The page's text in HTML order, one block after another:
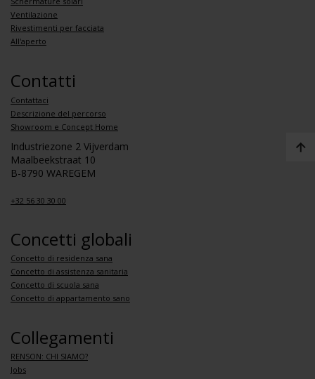
Ventilazione
Rivestimenti per facciata
All'aperto
Contatti
Contattaci
Descrizione del percorso
Showroom e Concept Home
Industriezone 2 Vijverdam
Maalbeekstraat 10
B-8790 WAREGEM
+32 56 30 30 00
Concetti globali
Concetto di residenza sana
Concetto di assistenza sanitaria
Concetto di scuola sana
Concetto di appartamento sano
Collegamenti
RENSON: CHI SIAMO?
Jobs